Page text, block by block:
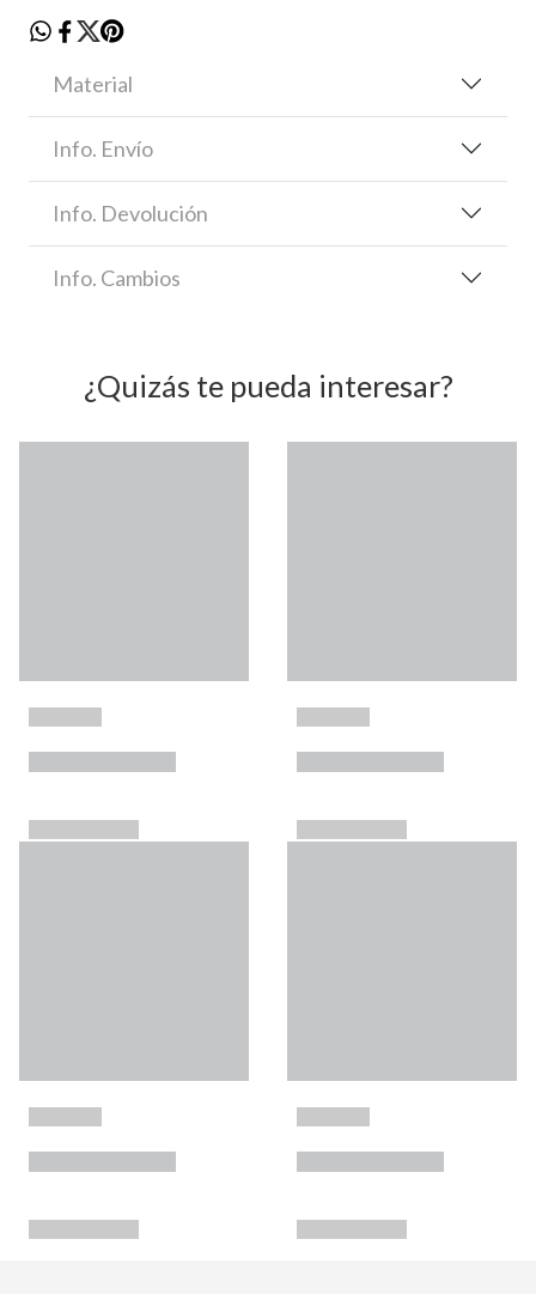
Material
Info. Envío
Info. Devolución
Info. Cambios
¿Quizás te pueda interesar?